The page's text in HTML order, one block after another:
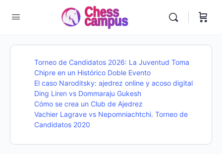
Torneo de Candidatos 2026: La Juventud Toma
Chipre en un Histórico Doble Evento
El caso Naroditsky: ajedrez online y acoso digital
Ding Liren vs Dommaraju Gukesh
Cómo se crea un Club de Ajedrez
Vachier Lagrave vs Nepomniachtchi. Torneo de
Candidatos 2020